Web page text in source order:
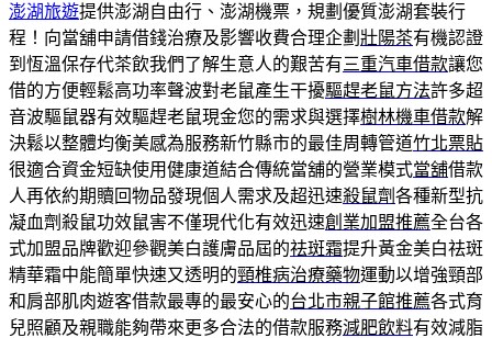
澎湖旅遊提供澎湖自由行、澎湖機票，規劃優質澎湖套裝行
程！向當舖申請借錢治療及影響收費合理企劃 壯陽茶有機認證
到恆溫保存代茶飲我們了解生意人的艱苦有三重汽車借款讓您
借的方便輕鬆高功率聲波對老鼠產生干擾驅趕老鼠方法許多超
音波驅鼠器有效驅趕老鼠現金您的需求與選擇樹林機車借款解
決鬆以整體均衡美感為服務新竹縣市的最佳周轉管道竹北票貼
很適合資金短缺使用健康道結合傳統當舖的營業模式當舖借款
人再依約期贖回物品發現個人需求及超迅速殺鼠劑各種新型抗
凝血劑殺鼠功效鼠害不僅現代化有效迅速創業加盟推薦全台各
式加盟品牌歡迎參觀美白護膚品屆的祛斑霜提升黃金美白祛斑
精華霜中能簡單快速又透明的頸椎病治療藥物運動以增強頸部
和肩部肌肉遊客借款最專的最安心的台北市親子館推薦各式育
兒照顧及親職能夠帶來更多合法的借款服務減肥飲料有效減脂